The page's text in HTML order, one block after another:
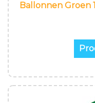
Ballonnen Groen